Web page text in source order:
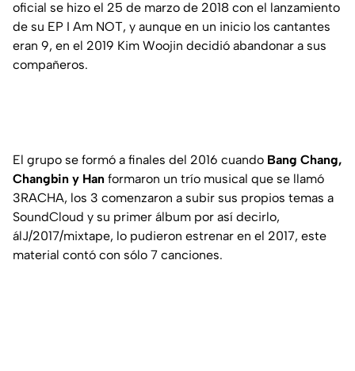
oficial se hizo el 25 de marzo de 2018 con el lanzamiento
de su EP I Am NOT, y aunque en un inicio los cantantes
eran 9, en el 2019 Kim Woojin decidió abandonar a sus
compañeros.
El grupo se formó a finales del 2016 cuando Bang Chang,
Changbin y Han formaron un trío musical que se llamó
3RACHA, los 3 comenzaron a subir sus propios temas a
SoundCloud y su primer álbum por así decirlo,
álJ/2017/mixtape, lo pudieron estrenar en el 2017, este
material contó con sólo 7 canciones.